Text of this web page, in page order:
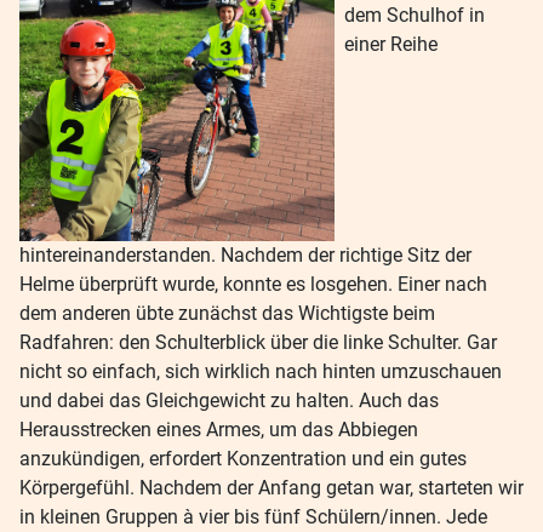
dem Schulhof in
einer Reihe
hintereinanderstanden. Nachdem der richtige Sitz der
Helme überprüft wurde, konnte es losgehen. Einer nach
dem anderen übte zunächst das Wichtigste beim
Radfahren: den Schulterblick über die linke Schulter. Gar
nicht so einfach, sich wirklich nach hinten umzuschauen
und dabei das Gleichgewicht zu halten. Auch das
Herausstrecken eines Armes, um das Abbiegen
anzukündigen, erfordert Konzentration und ein gutes
Körpergefühl. Nachdem der Anfang getan war, starteten wir
in kleinen Gruppen à vier bis fünf Schülern/innen. Jede